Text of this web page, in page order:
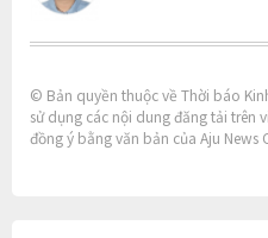
© Bản quyền thuộc về Thời báo
sử dụng các nội dung đăng tải trên
đồng ý bằng văn bản của Aju News